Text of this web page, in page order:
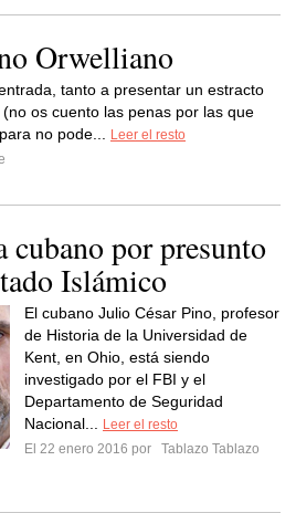
Orwelliano
tanto a presentar un estracto
os cuento las penas por las que
no pode...
Leer el resto
cubano por presunto
Islámico
El cubano Julio César Pino, profesor
de Historia de la Universidad de
Kent, en Ohio, está siendo
investigado por el FBI y el
Departamento de Seguridad
Nacional...
Leer el resto
El 22 enero 2016 por
Tablazo Tablazo